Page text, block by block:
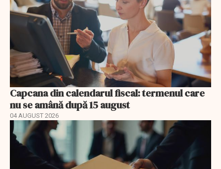
Capcana din calendarul fiscal: termenul care
nu se amână după 15 august
04 AUGUST 2026